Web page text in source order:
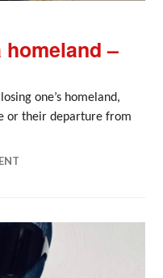
–
one’s homeland,
or their departure from
letter to a homeland –